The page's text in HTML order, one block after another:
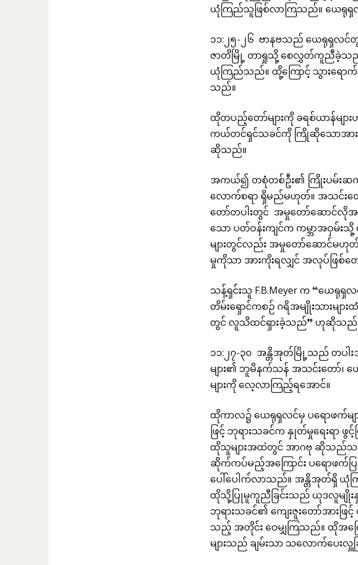
ယုံကြည်သူဖြစ်လာကြသည်။ ယေရု
၁၁:၂၅-၂၆ ဗာနဗသည် ယေရုရှလ
ဇာတိမြို့ တာရှုသို့ စေလွှတ်ကူညီခဲ့သည်။
ယုံကြည်သည်။ ထို့ကြောင့် သွားရော
သည်။
ထိုတပည့်တော်များကို ခရစ်ယာန်မျာ
ကယ်တင်ရှင်သခင်ကို ကြိုဆိုသောအား
ဆိုသည်။
အကယ်၍ တစုံတစ်ဦး၏ ကြိုးပမ်းဆ
လောက်စရာ ရှိမည်မဟုတ်။ အသင်း
တော်တပါးတွင် အမှုတော်ဆောင်လိုအ
သော ပတ်ဝန်းကျင်က ကမ္ဘာအဝှမ်း
များတွင်လည်း အမှုတော်ဆောင်မဟု
မှုကိုသာ အားကိုးရလျှင် အလုပ်ဖြစ်
သန့်ရှင်းသူ F.B.Meyer က “ယေရု
တိမ်းရှောင်ကစဉ် ဂရိအမျိုးသားမျ
တွင် လူသိထင်ရှားခဲ့သည်” ဟုဆိုသည်
၁၁:၂၇-၃၀ အန္တိအုတ်မြို့သည် တပါး
များ၏ ဘူမိနက်သန် အသင်းတော်၊
များကို လေ့လာကြည့်ရအောင်။
ထိုကာလ၌ ယေရုရှလင်မှ ပရောဖက်မ
ဖြင့် ဘုရားသခင်က နှုတ်မှုရေးရာ ဖွင့်
ထိုသူများအထဲတွင် အာဂဗု ဆိုသည်သည် သ
ဆိုက်ကပ်မည့်အကြောင်း ပရော
ပေါ်ပေါက်လာသည်။ အန္တိအုတ်ရှိ ယုံ
ထိုသို့ပြုမူကူညီခြင်းသည် ယုဒလူမျိုးနှင့်
ဘုရားသခင်၏ ကျေးဇူးတော်အားဖ
သည့် အတိုင်း ဝေမျှကြသည်။ ထိုအကြ
များသည် ချမ်းသာ သလောက်ပေ